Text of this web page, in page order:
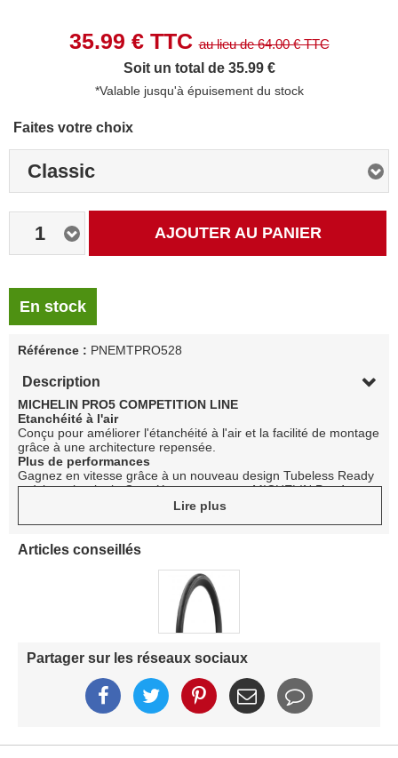
35.99 € TTCau lieu de64.00€ TTC
Soit un total de 35.99 €
*Valable jusqu'à épuisement du stock
Faites votre choix
Classic
1 AJOUTER AU PANIER
En stock
Référence : PNEMTPRO528
Description
MICHELIN PRO5 COMPETITION LINE
Etanchéité à l'air
Conçu pour améliorer l'étanchéité à l'air et la facilité de montage
grâce à une architecture repensée.
Plus de performances
Gagnez en vitesse grâce à un nouveau design Tubeless Ready
et à la technologie Gum-X par rapport au MICHELIN Pro 4
Bead-to-Bead améliorent sa durabilité.
Lire plus
Articles conseillés
Partager sur les réseaux sociaux